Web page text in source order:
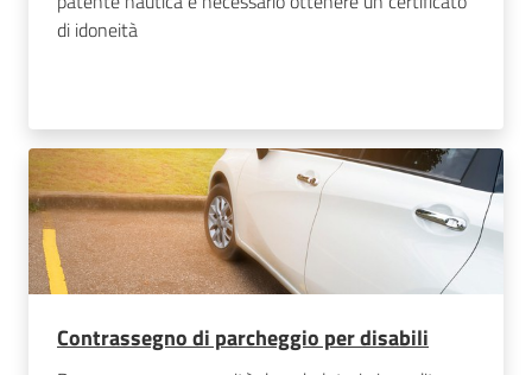
di idoneità
Contrassegno di parcheggio per disabili